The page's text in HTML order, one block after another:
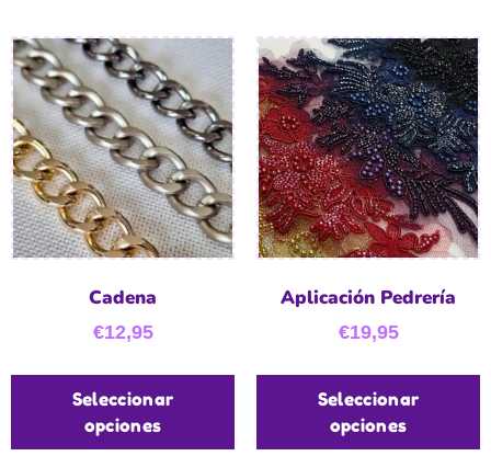
Cadena
€12,95
Seleccionar
opciones
Aplicación Pedrería
€19,95
Seleccionar
opciones